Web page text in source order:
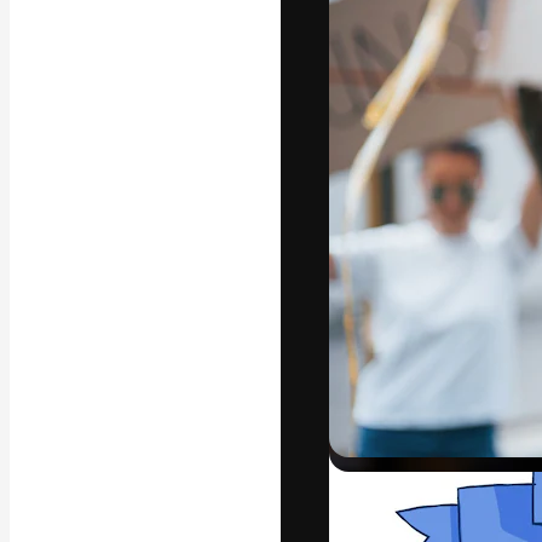
La plataforma
trabajo. Más
entre
estudios.
Español
Copyright ©